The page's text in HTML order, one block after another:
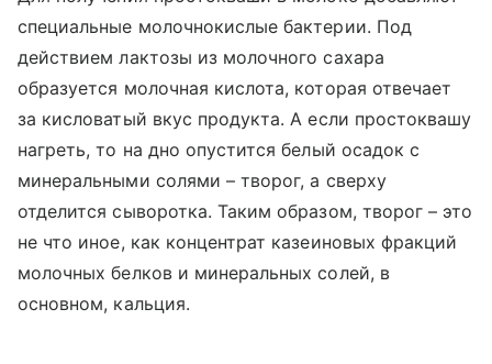
специальные молочнокислые бактерии. Под
действием лактозы из молочного сахара
образуется молочная кислота, которая отвечает
за кисловатый вкус продукта. А если простоквашу
нагреть, то на дно опустится белый осадок с
минеральными солями – творог, а сверху
отделится сыворотка. Таким образом, творог – это
не что иное, как концентрат казеиновых фракций
молочных белков и минеральных солей, в
основном, кальция.